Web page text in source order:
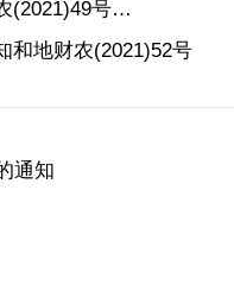
(2021)49号…
和地财农(2021)52号
通知